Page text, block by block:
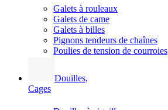
Galets à rouleaux
Galets de came
Galets à billes
Pignons tendeurs de chaînes
Poulies de tension de courroies
Douilles,
Cages